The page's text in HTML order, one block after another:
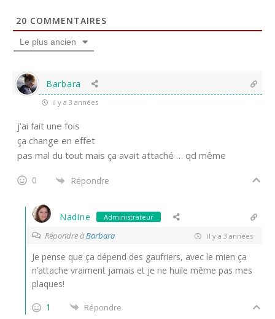
20 COMMENTAIRES
Le plus ancien
Barbara
il y a 3 années
j’ai fait une fois
ça change en effet
pas mal du tout mais ça avait attaché … qd même
0 Répondre
Nadine Administrateur
Répondre àBarbara il y a 3 années
Je pense que ça dépend des gaufriers, avec le mien ça
n’attache vraiment jamais et je ne huile même pas mes
plaques!
1
Répondre